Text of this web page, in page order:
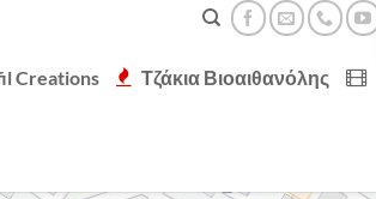
Creations Τζάκια Βιοαιθανόλης